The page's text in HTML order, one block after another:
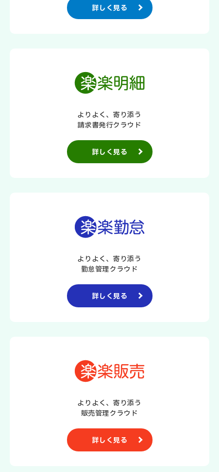
詳しく見る
よりよく、寄り添う
請求書発行クラウド
詳しく見る
よりよく、寄り添う
勤怠管理クラウド
詳しく見る
よりよく、寄り添う
販売管理クラウド
詳しく見る